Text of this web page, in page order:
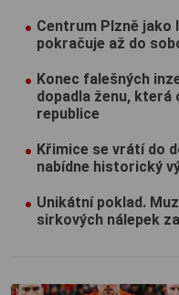
Centrum Plzně jako
pokračuje až do
Konec falešných
dopadla ženu, která
republice
Křimice se vrátí do
nabídne historický
Unikátní poklad.
sirkových nálepek